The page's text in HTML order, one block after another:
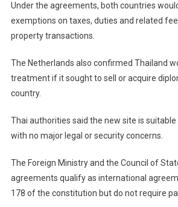
Under the agreements, both countries
exemptions on taxes, duties and related
property transactions.
The Netherlands also confirmed Thailand
treatment if it sought to sell or acquire
country.
Thai authorities said the new site is
with no major legal or security concerns.
The Foreign Ministry and the Council of
agreements qualify as international
178 of the constitution but do not require